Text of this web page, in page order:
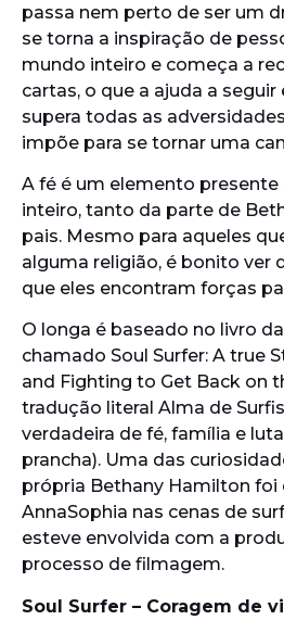
passa nem perto de ser um
se torna a inspiração de
mundo inteiro e começa a
cartas, o que a ajuda a seguir
supera todas as
impõe para se tornar uma
A fé é um elemento
inteiro, tanto da parte de
pais. Mesmo para aqueles
alguma religião, é bonito ver
que eles encontram forças
O longa é baseado no livro
chamado Soul Surfer: A true
and Fighting to Get Back on
tradução literal Alma de
verdadeira de fé, família e
prancha). Uma das
própria Bethany Hamilton foi
AnnaSophia nas cenas de
esteve envolvida com a
processo de filmagem.
Soul Surfer – Coragem de